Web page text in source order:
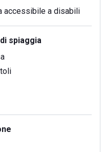
accessibile a disabili
spiaggia